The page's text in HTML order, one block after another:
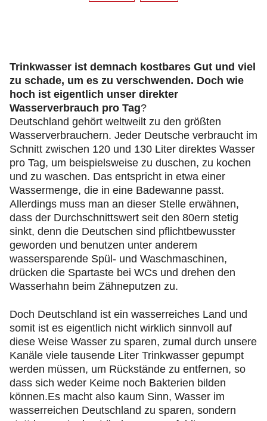
Trinkwasser ist demnach kostbares Gut und viel
zu schade, um es zu verschwenden. Doch wie
hoch ist eigentlich unser direkter
Wasserverbrauch pro Tag?
Deutschland gehört weltweilt zu den größten
Wasserverbrauchern. Jeder Deutsche verbraucht im
Schnitt zwischen 120 und 130 Liter direktes Wasser
pro Tag, um beispielsweise zu duschen, zu kochen
und zu waschen. Das entspricht in etwa einer
Wassermenge, die in eine Badewanne passt.
Allerdings muss man an dieser Stelle erwähnen,
dass der Durchschnittswert seit den 80ern stetig
sinkt, denn die Deutschen sind pflichtbewusster
geworden und benutzen unter anderem
wassersparende Spül- und Waschmaschinen,
drücken die Spartaste bei WCs und drehen den
Wasserhahn beim Zähneputzen zu.
Doch Deutschland ist ein wasserreiches Land und
somit ist es eigentlich nicht wirklich sinnvoll auf
diese Weise Wasser zu sparen, zumal durch unsere
Kanäle viele tausende Liter Trinkwasser gepumpt
werden müssen, um Rückstände zu entfernen, so
dass sich weder Keime noch Bakterien bilden
können.Es macht also kaum Sinn, Wasser im
wasserreichen Deutschland zu sparen, sondern